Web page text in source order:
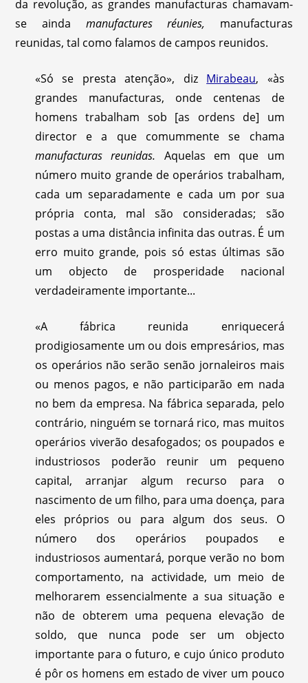
da revolução, as grandes manufacturas chamavam-
se ainda manufactures réunies, manufacturas
reunidas, tal como falamos de campos reunidos.
«Só se presta atenção», diz Mirabeau, «às
grandes manufacturas, onde centenas de
homens trabalham sob [as ordens de] um
director e a que comummente se chama
manufacturas reunidas. Aquelas em que um
número muito grande de operários trabalham,
cada um separadamente e cada um por sua
própria conta, mal são consideradas; são
postas a uma distância infinita das outras. É um
erro muito grande, pois só estas últimas são
um objecto de prosperidade nacional
verdadeiramente importante...
«A fábrica reunida enriquecerá
prodigiosamente um ou dois empresários, mas
os operários não serão senão jornaleiros mais
ou menos pagos, e não participarão em nada
no bem da empresa. Na fábrica separada, pelo
contrário, ninguém se tornará rico, mas muitos
operários viverão desafogados; os poupados e
industriosos poderão reunir um pequeno
capital, arranjar algum recurso para o
nascimento de um filho, para uma doença, para
eles próprios ou para algum dos seus. O
número dos operários poupados e
industriosos aumentará, porque verão no bom
comportamento, na actividade, um meio de
melhorarem essencialmente a sua situação e
não de obterem uma pequena elevação de
soldo, que nunca pode ser um objecto
importante para o futuro, e cujo único produto
é pôr os homens em estado de viver um pouco